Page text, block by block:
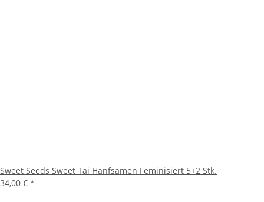
Sweet Seeds Sweet Tai Hanfsamen Feminisiert 5+2 Stk.
34,00 € *